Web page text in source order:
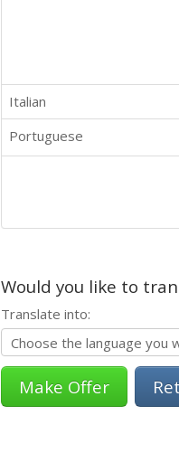
Italian
Portuguese
Would you like to
Translate into: